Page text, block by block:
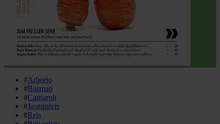
#Arborio
#Basmati
#Carnaroli
#Jasminreis
#Reis